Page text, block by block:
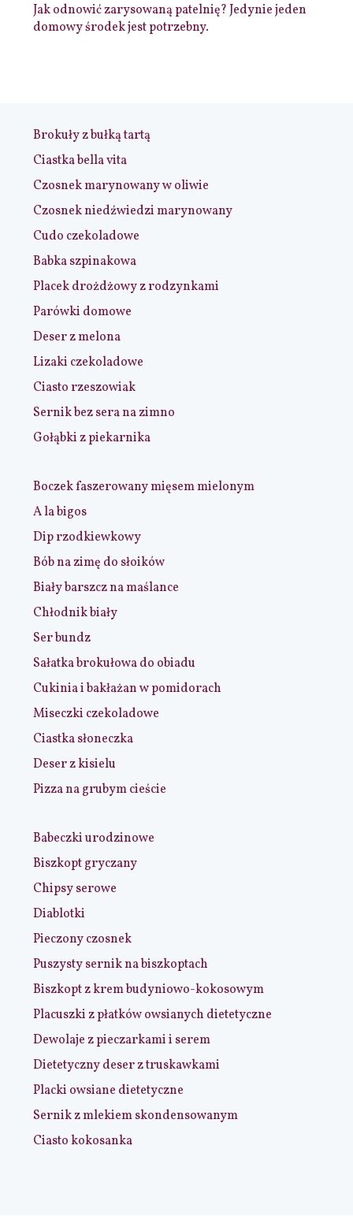
Jak odnowić zarysowaną patelnię? Jedynie jeden
domowy środek jest potrzebny.
Brokuły z bułką tartą
Ciastka bella vita
Czosnek marynowany w oliwie
Czosnek niedźwiedzi marynowany
Cudo czekoladowe
Babka szpinakowa
Placek drożdżowy z rodzynkami
Parówki domowe
Deser z melona
Lizaki czekoladowe
Ciasto rzeszowiak
Sernik bez sera na zimno
Gołąbki z piekarnika
Boczek faszerowany mięsem mielonym
A la bigos
Dip rzodkiewkowy
Bób na zimę do słoików
Biały barszcz na maślance
Chłodnik biały
Ser bundz
Sałatka brokułowa do obiadu
Cukinia i bakłażan w pomidorach
Miseczki czekoladowe
Ciastka słoneczka
Deser z kisielu
Pizza na grubym cieście
Babeczki urodzinowe
Biszkopt gryczany
Chipsy serowe
Diablotki
Pieczony czosnek
Puszysty sernik na biszkoptach
Biszkopt z krem budyniowo-kokosowym
Placuszki z płatków owsianych dietetyczne
Dewolaje z pieczarkami i serem
Dietetyczny deser z truskawkami
Placki owsiane dietetyczne
Sernik z mlekiem skondensowanym
Ciasto kokosanka